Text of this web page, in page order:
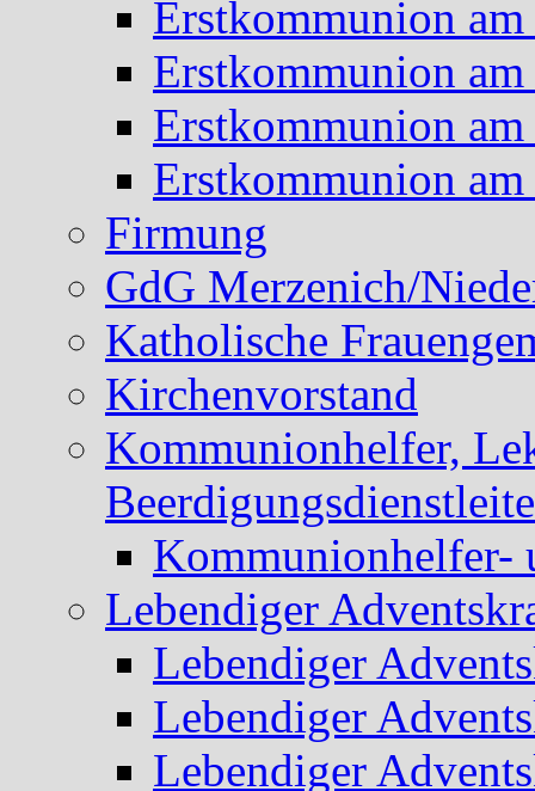
Erstkommunion
Erstkommunion
Erstkommunion
Erstkommunion
Firmung
GdG Merzenich/
Katholische
Kirchenvorstand
Kommunionhelfer,
Kommunionhelfer-
Lebendiger
Lebendiger
Lebendiger
Lebendiger